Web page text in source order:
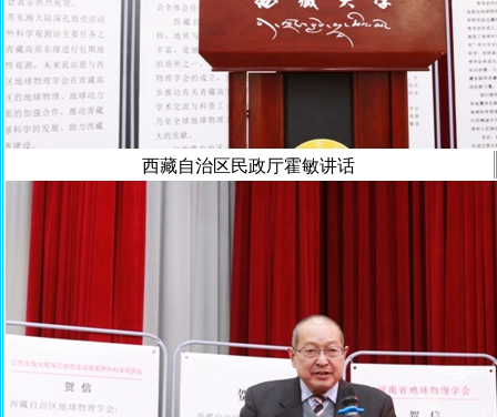
西藏自治区民政厅霍敏讲话